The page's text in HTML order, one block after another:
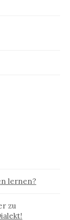
lernen?
zu